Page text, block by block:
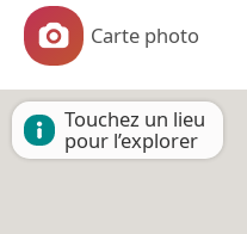
Carte photo
Touchez un lieu
pour l’explorer